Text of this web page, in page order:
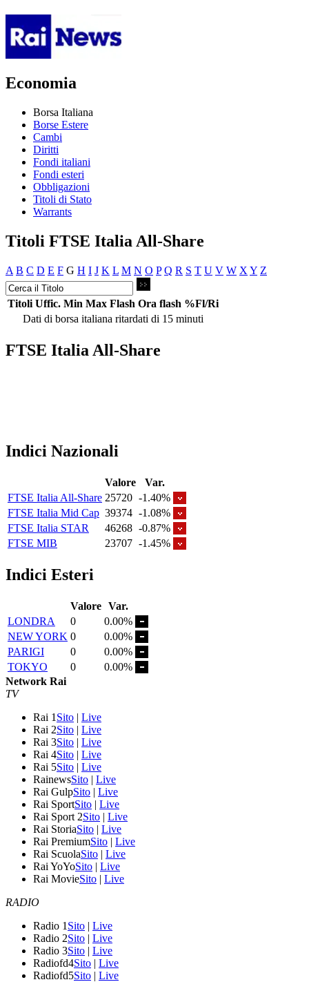
Economia
Borsa Italiana
Borse Estere
Cambi
Diritti
Fondi italiani
Fondi esteri
Obbligazioni
Titoli di Stato
Warrants
Titoli FTSE Italia All-Share
A B C D E F G H I J K L M N O P Q R S T U V W X Y Z
Titoli Uffic. Min Max Flash Ora flash %Fl/Ri
Dati di borsa italiana ritardati di 15 minuti
FTSE Italia All-Share
Indici Nazionali
Valore
Var.
FTSE Italia All-Share 25720 -1.40%
FTSE Italia Mid Cap 39374 -1.08%
FTSE Italia STAR
46268 -0.87%
FTSE MIB
23707 -1.45%
Indici Esteri
Valore Var.
LONDRA
0
0.00%
NEW YORK 0
0.00%
PARIGI
0
0.00%
TOKYO
0
0.00%
Network Rai
TV
Rai 1 Sito | Live
Rai 2Sito | Live
Rai 3Sito | Live
Rai 4Sito | Live
Rai 5Sito | Live
RainewsSito | Live
Rai GulpSito | Live
Rai SportSito | Live
Rai Sport 2Sito | Live
Rai StoriaSito | Live
Rai PremiumSito | Live
Rai ScuolaSito | Live
Rai YoYoSito | Live
Rai MovieSito | Live
RADIO
Radio 1 Sito | Live
Radio 2Sito | Live
Radio 3Sito | Live
Radiofd4Sito | Live
Radiofd5Sito | Live